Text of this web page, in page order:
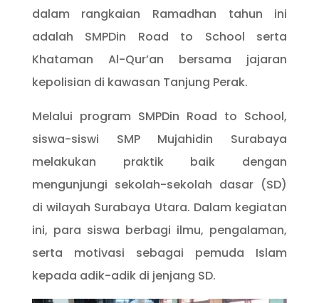
dalam rangkaian Ramadhan tahun ini
adalah SMPDin Road to School serta
Khataman Al-Qur’an bersama jajaran
kepolisian di kawasan Tanjung Perak.
Melalui program SMPDin Road to School,
siswa-siswi SMP Mujahidin Surabaya
melakukan praktik baik dengan
mengunjungi sekolah-sekolah dasar (SD)
di wilayah Surabaya Utara. Dalam kegiatan
ini, para siswa berbagi ilmu, pengalaman,
serta motivasi sebagai pemuda Islam
kepada adik-adik di jenjang SD.